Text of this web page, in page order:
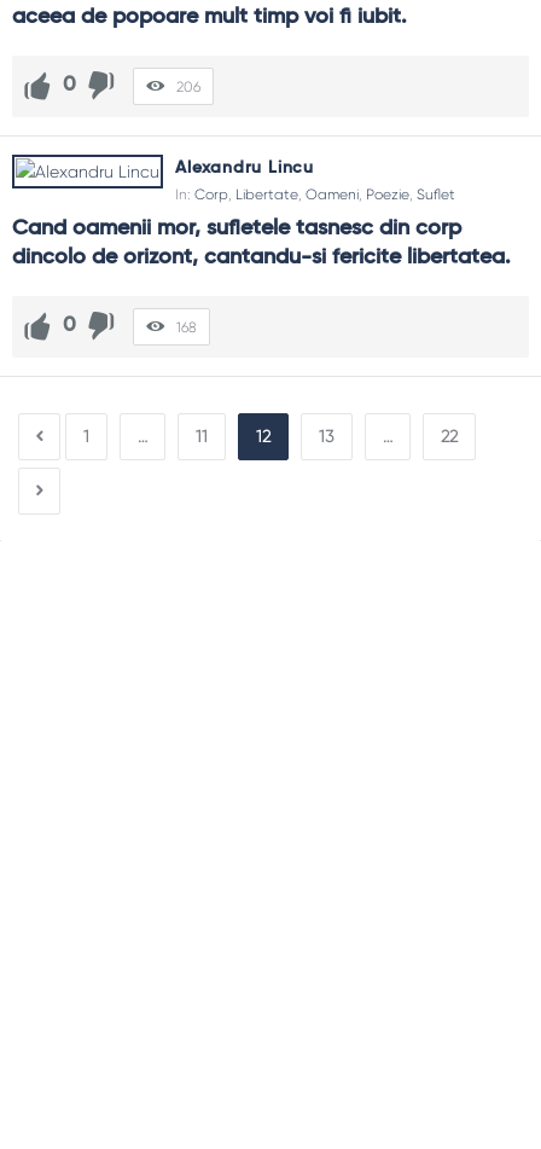
aceea de popoare mult timp voi fi iubit.
0 206
Alexandru Lincu
In: Corp Libertate Oameni Poezie Suflet
Cand oamenii mor, sufletele tasnesc din corp
dincolo de orizont, cantandu-si fericite libertatea.
0 168
1 … 11 12 13 … 22